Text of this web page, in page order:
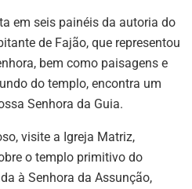
em seis painéis da autoria do
de Fajão, que representou
bem como paisagens e
do templo, encontra um
Senhora da Guia.
visite a Igreja Matriz,
o templo primitivo do
à Senhora da Assunção,